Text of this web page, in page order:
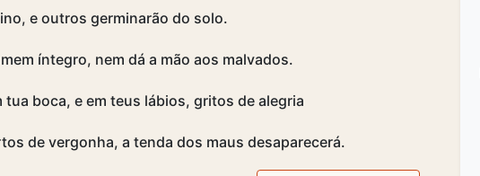
e outros germinarão do solo.
íntegro, nem dá a mão aos malvados.
tua boca, e em teus lábios, gritos de alegria
de vergonha, a tenda dos maus desaparecerá.